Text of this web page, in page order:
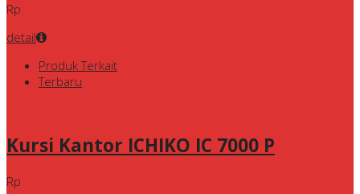
Rp
detail
Produk Terkait
Terbaru
Kursi Kantor ICHIKO IC 7000 P
Rp